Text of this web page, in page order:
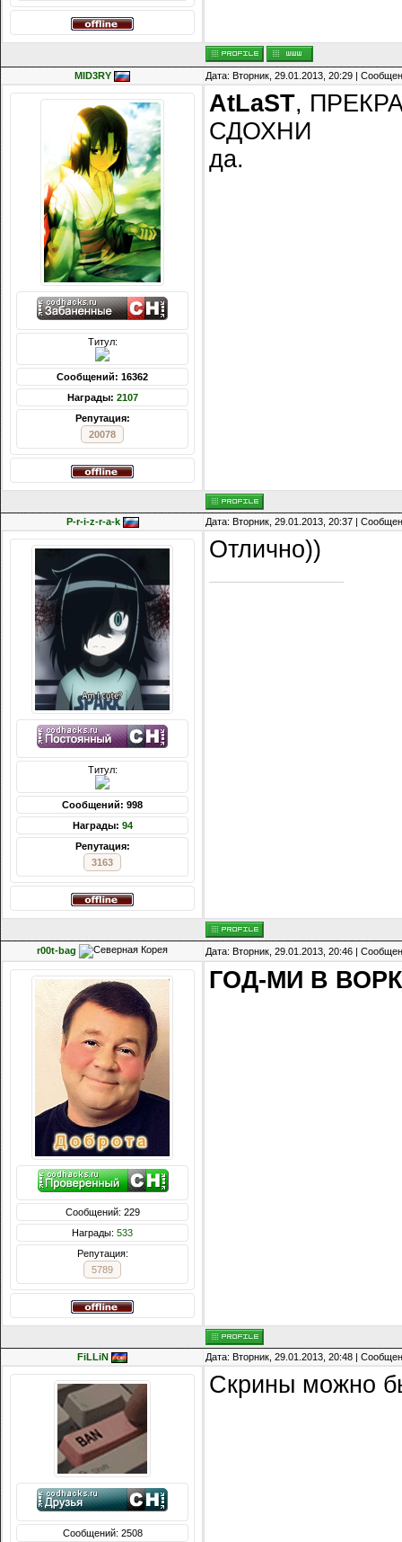
MID3RY Дата: Вторник, 29.01.2013, 20:29 |
Титул:
Сообщений: 16362
Награды: 2107
Репутация:
20078
AtLaST,
СДОХНИ
да.
P-r-i-z-r-a-k Дата: Вторник, 29.01.2013, 20:37 |
Титул:
Сообщений: 998
Награды: 94
Репутация:
3163
Отлично))
r00t-bag Дата: Вторник, 29.01.2013, 20:46 |
Сообщений: 229
Награды: 533
Репутация:
5789
ГОД-МИ В
FiLLiN Дата: Вторник, 29.01.2013, 20:48 |
Сообщений: 2508
Скрины можно